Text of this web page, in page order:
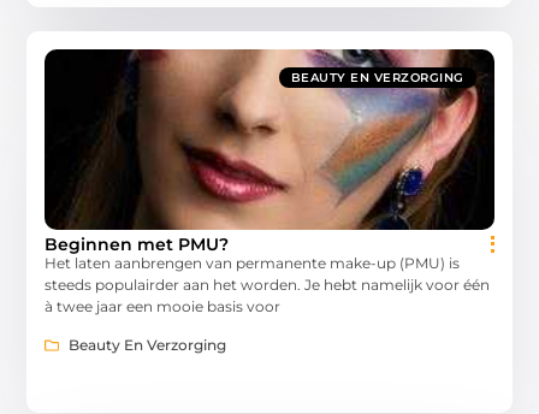
BEAUTY EN VERZORGING
Beginnen met PMU?
Het laten aanbrengen van permanente make-up (PMU) is
steeds populairder aan het worden. Je hebt namelijk voor één
à twee jaar een mooie basis voor
Beauty En Verzorging